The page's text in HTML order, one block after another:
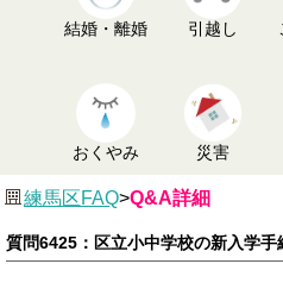
結婚・離婚 引越し
おくやみ 災害
練馬区FAQ>Q&A詳細
質問6425：区立小中学校の新入学手